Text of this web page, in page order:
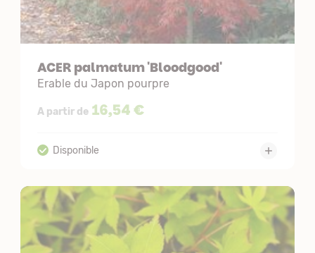
ACER palmatum 'Bloodgood'
Erable du Japon pourpre
A partir de 16,54 €